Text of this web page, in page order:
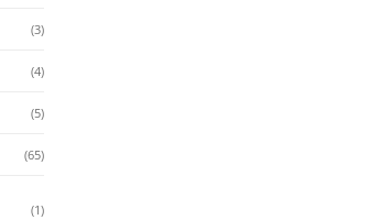
(3)
(4)
(5)
(65)
(1)